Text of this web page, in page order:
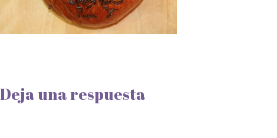
Deja una respuesta